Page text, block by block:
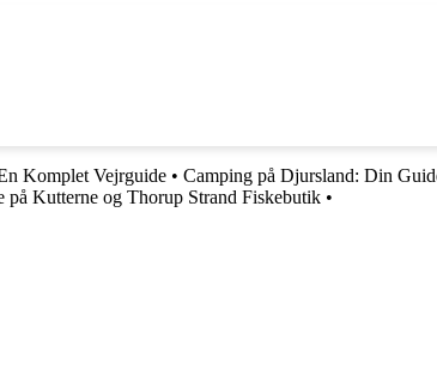
Komplet Vejrguide • Camping på Djursland: Din
Kutterne og Thorup Strand Fiskebutik •